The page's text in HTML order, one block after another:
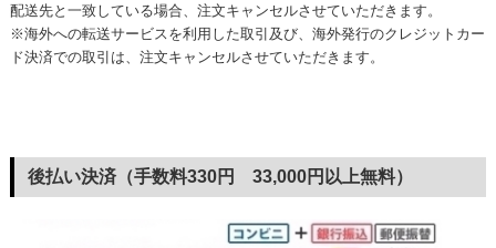
配送先と一致している場合、注文キャンセルさせていただきます。
※海外への転送サービスを利用した取引及び、海外発行のクレジットカー
ド決済での取引は、注文キャンセルさせていただきます。
後払い決済（手数料330円 33,000円以上無料）